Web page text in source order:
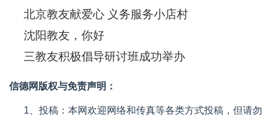
北京教友献爱心 义务服务小店村
沈阳教友，你好
三教友积极倡导研讨班成功举办
信德网版权与免责声明：
1、投稿：本网欢迎网络和传真等各类方式投稿，但请勿